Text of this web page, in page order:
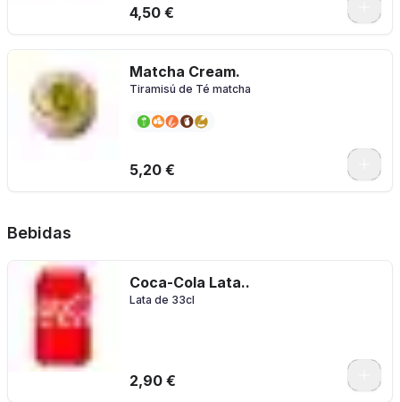
4,50 €
Matcha Cream.
Tiramisú de Té matcha
5,20 €
Bebidas
Coca-Cola Lata..
Lata de 33cl
2,90 €